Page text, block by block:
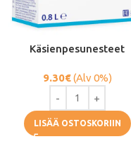
Käsienpesunesteet
9.30€(Alv 0%)
LISÄÄ OSTOSKORIIN